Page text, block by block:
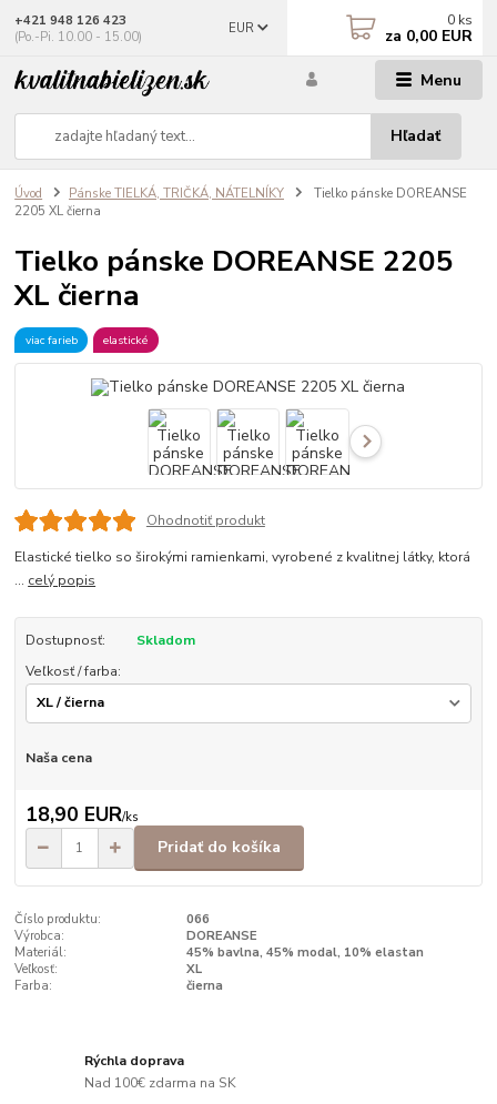
Menu
EUR
Hľadať
+421 948 126 423
(Po.-Pi. 10.00 - 15.00)
0 ks
za 0,00 EUR
Úvod Pánske TIELKÁ, TRIČKÁ, NÁTELNÍKY
Tielko pánske DOREANSE
2205 XL čierna
Tielko pánske DOREANSE 2205
XL čierna
viac farieb elastické
Ohodnotiť produkt
Elastické tielko so širokými ramienkami, vyrobené z kvalitnej látky, ktorá
... celý popis
Dostupnosť:
Skladom
Veľkosť / farba:
Naša cena
18,90 EUR/ks
Pridať do košíka
Číslo produktu:
066
Výrobca:
DOREANSE
Materiál:
45% bavlna, 45% modal, 10% elastan
Veľkosť:
XL
Farba:
čierna
Rýchla doprava
Nad 100€ zdarma na SK